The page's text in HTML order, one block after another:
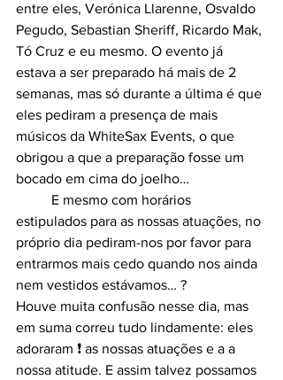
entre eles, Verónica Llarenne, Osvaldo
Pegudo, Sebastian Sheriff, Ricardo Mak,
Tó Cruz e eu mesmo. O evento já
estava a ser preparado há mais de 2
semanas, mas só durante a última é que
eles pediram a presença de mais
músicos da WhiteSax Events, o que
obrigou a que a preparação fosse um
bocado em cima do joelho…
estipulados para as nossas atuações, no
próprio dia pediram-nos por favor para
entrarmos mais cedo quando nos ainda
nem vestidos estávamos… ?
Houve muita confusão nesse dia, mas
em suma correu tudo lindamente: eles
adoraram ❗ as nossas atuações e a a
nossa atitude. E assim talvez possamos